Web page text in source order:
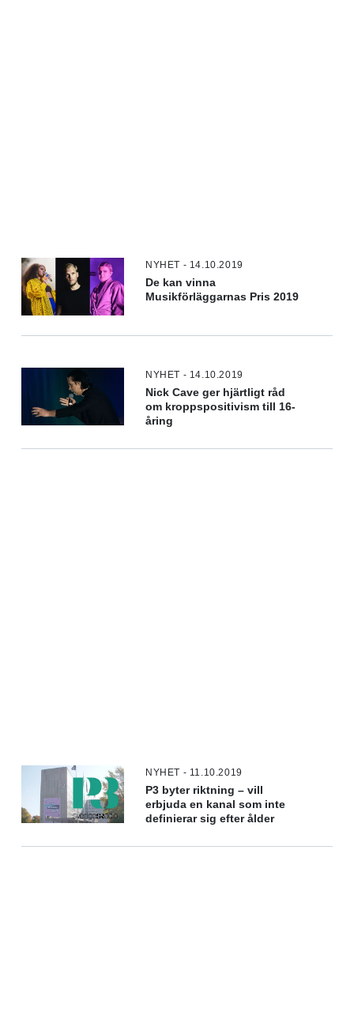
NYHET - 14.10.2019
De kan vinna
Musikförläggarnas Pris 2019
NYHET - 14.10.2019
Nick Cave ger hjärtligt råd
om kroppspositivism till 16-
åring
NYHET - 11.10.2019
P3 byter riktning – vill
erbjuda en kanal som inte
definierar sig efter ålder